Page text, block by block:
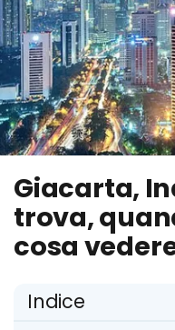
Giacarta,
trova,
cosa
Indice